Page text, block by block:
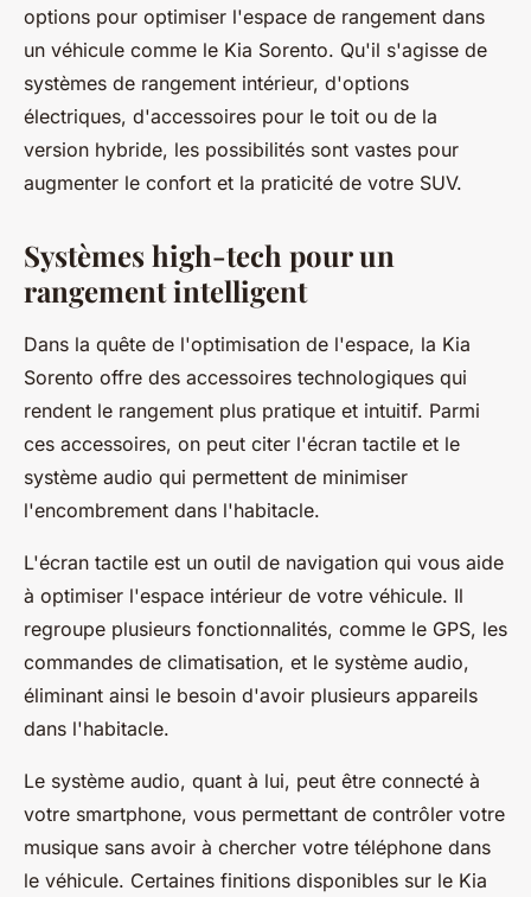
options pour optimiser l'espace de rangement dans
un véhicule comme le Kia Sorento. Qu'il s'agisse de
systèmes de rangement intérieur, d'options
électriques, d'accessoires pour le toit ou de la
version hybride, les possibilités sont vastes pour
augmenter le confort et la praticité de votre SUV.
Systèmes high-tech pour un
rangement intelligent
Dans la quête de l'optimisation de l'espace, la Kia
Sorento offre des accessoires technologiques qui
rendent le rangement plus pratique et intuitif. Parmi
ces accessoires, on peut citer l'écran tactile et le
système audio qui permettent de minimiser
l'encombrement dans l'habitacle.
L'écran tactile est un outil de navigation qui vous aide
à optimiser l'espace intérieur de votre véhicule. Il
regroupe plusieurs fonctionnalités, comme le GPS, les
commandes de climatisation, et le système audio,
éliminant ainsi le besoin d'avoir plusieurs appareils
dans l'habitacle.
Le système audio, quant à lui, peut être connecté à
votre smartphone, vous permettant de contrôler votre
musique sans avoir à chercher votre téléphone dans
le véhicule. Certaines finitions disponibles sur le Kia